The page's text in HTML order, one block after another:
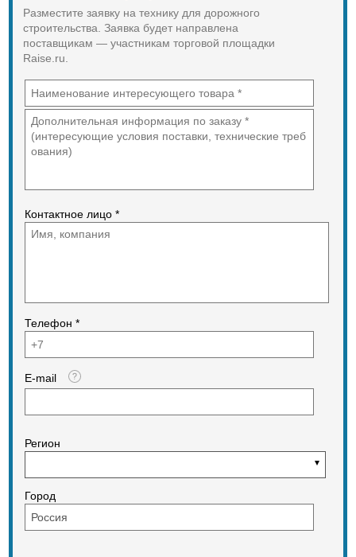
Разместите заявку на технику для дорожного
строительства. Заявка будет направлена
поставщикам — участникам торговой площадки
Raise.ru.
Контактное лицо *
Телефон *
E-mail
Регион
Город